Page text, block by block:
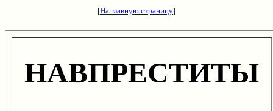
[На главную страницу]
НАВПРЕСТИТЫ